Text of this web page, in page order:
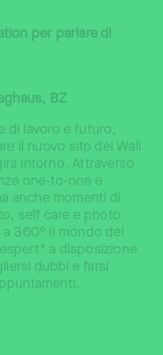
per parlare di
BZ
di lavoro e futuro,
il nuovo sito del Wall
intorno. Attraverso
one-to-one e
anche momenti di
self care e photo
360° il mondo del
a disposizione
dubbi e farsi